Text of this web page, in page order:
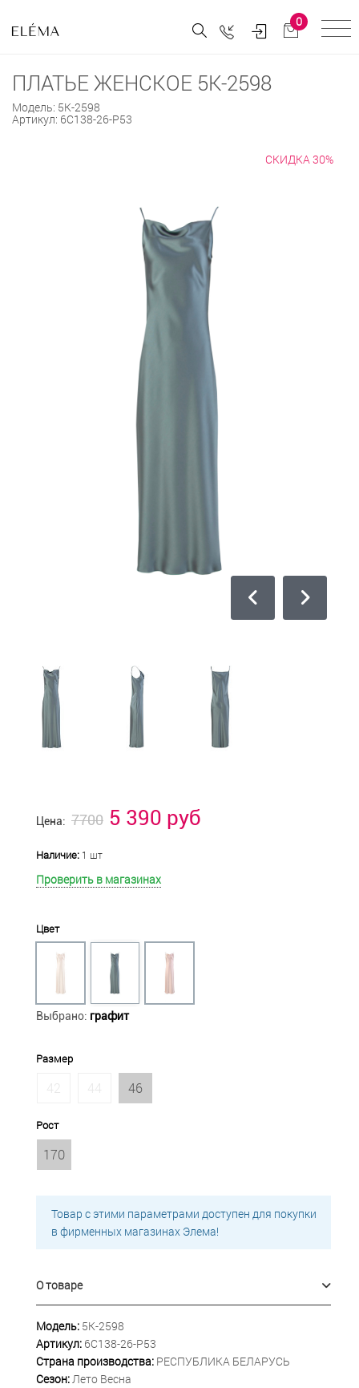
0
ПЛАТЬЕ ЖЕНСКОЕ 5К-2598
Модель: 5К-2598
Артикул: 6С138-26-Р53
СКИДКА 30%
Цена: 7700 5 390 руб
Наличие: 1 шт
Проверить в магазинах
Цвет
Выбрано: графит
Размер
42 44 46
Рост
170
Товар с этими параметрами доступен для покупки
в фирменных магазинах Элема!
О товаре
Модель: 5К-2598
Артикул: 6С138-26-Р53
Страна производства: РЕСПУБЛИКА БЕЛАРУСЬ
Сезон:Лето Весна